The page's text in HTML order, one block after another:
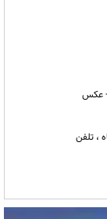
+ عکس
، تلفن